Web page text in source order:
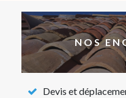
NOS
Devis et